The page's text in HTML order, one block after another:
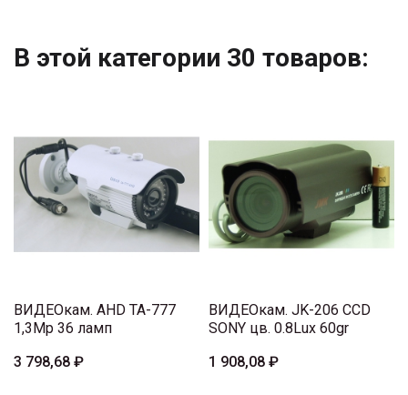
В этой категории 30 товаров:
ВИДЕОкам. AHD TA-777
1,3Mp 36 ламп
3 798,68 ₽
ВИДЕОкам. JK-206 CCD
SONY цв. 0.8Lux 60gr
1 908,08 ₽